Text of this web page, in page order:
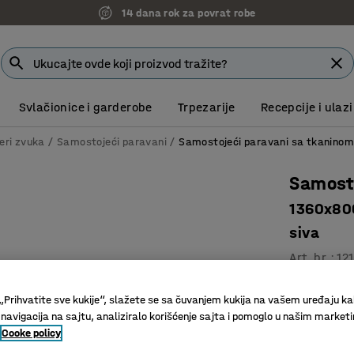
14 dana rok za povrat robe
Svlačionice i garderobe Trpezarije Recepcije i ulazi
zvuka Samostojeći paravani Samostojeći paravani sa tkaninom
siva
Art. br.:
Komplet
sve kukije“, slažete se sa čuvanjem kukija na vašem uređaju
na sajtu, analiziralo korišćenje sajta i pomoglo u našim
Cooke policy